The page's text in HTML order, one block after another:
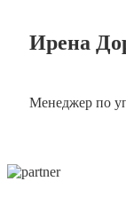
Ирена
Менеджер по